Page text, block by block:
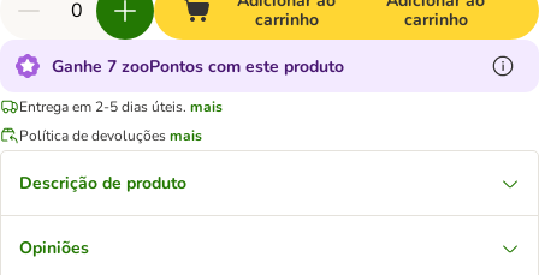
carrinho
carrinho
Ganhe 7 zooPontos com este produto
Entrega em 2-5 dias úteis. mais
Política de devoluçõesmais
Descrição de produto
Opiniões